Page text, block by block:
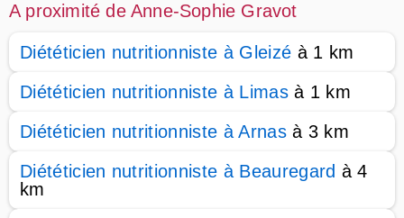
A proximité de Anne-Sophie Gravot
Diététicien nutritionniste à Gleizé à 1 km
Diététicien nutritionniste à Limasà 1 km
Diététicien nutritionniste à Arnasà 3 km
Diététicien nutritionniste à Beauregard à 4
km